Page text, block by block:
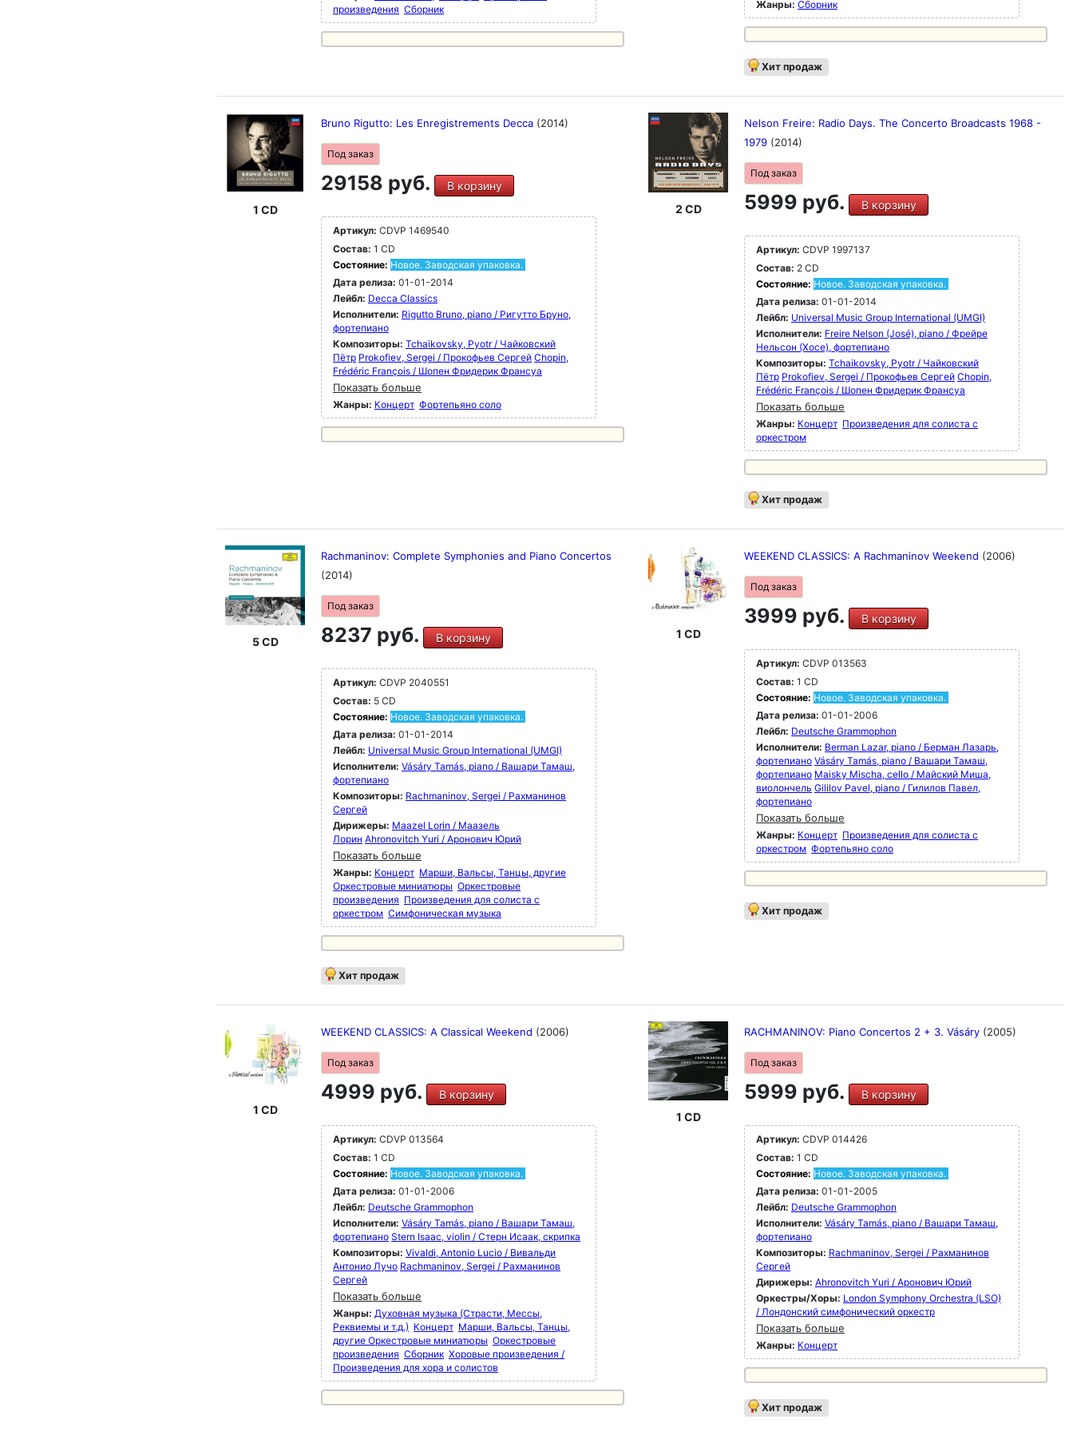
шедевры XX века - от Стравинского до Мессии.
На дисках 79 - 100 представлены шедевры XX
произведения Сборник Жанры: Сборник
Хит продаж
1 CD
Bruno Rigutto: Les Enregistrements Decca (2014)
Под заказ
29158 руб. В корзину
Артикул: CDVP 1469540
Состав: 1 CD
Состояние: Новое. Заводская упаковка.
Дата релиза: 01-01-2014
Лейбл: Decca Classics
Исполнители: Rigutto Bruno, piano / Ригутто Бруно,
фортепиано
Композиторы: Tchaikovsky, Pyotr / Чайковский
Пётр Prokofiev, Sergei / Прокофьев Сергей Chopin,
Frédéric François / Шопен Фридерик Франсуа
Показать больше
Жанры: Концерт Фортепьяно соло
2 CD
Nelson Freire: Radio Days. The Concerto Broadcasts 1968 -
1979 (2014)
Под заказ
5999 руб. В корзину
Артикул: CDVP 1997137
Состав: 2 CD
Состояние: Новое. Заводская упаковка.
Дата релиза: 01-01-2014
Лейбл: Universal Music Group International (UMGI)
Исполнители: Freire Nelson (José), piano / Фрейре
Нельсон (Хосе), фортепиано
Композиторы: Tchaikovsky, Pyotr / Чайковский
Пётр Prokofiev, Sergei / Прокофьев Сергей Chopin,
Frédéric François / Шопен Фридерик Франсуа
Показать больше
Жанры: Концерт Произведения для солиста с
оркестром
Хит продаж
5 CD
Rachmaninov: Complete Symphonies and Piano Concertos
(2014)
Под заказ
8237 руб. В корзину
Артикул: CDVP 2040551
Состав: 5 CD
Состояние: Новое. Заводская упаковка.
Дата релиза: 01-01-2014
Лейбл: Universal Music Group International (UMGI)
Исполнители: Vásáry Tamás, piano / Вашари Тамаш,
фортепиано
Композиторы: Rachmaninov, Sergei / Рахманинов
Сергей
Дирижеры: Maazel Lorin / Маазель
Лорин Ahronovitch Yuri / Аронович Юрий
Показать больше
Жанры: Концерт Марши, Вальсы, Танцы, другие
Оркестровые миниатюры Оркестровые
произведения Произведения для солиста с
оркестром Симфоническая музыка
Хит продаж
1 CD
WEEKEND CLASSICS: A Rachmaninov Weekend (2006)
Под заказ
3999 руб. В корзину
Артикул: CDVP 013563
Состав: 1 CD
Состояние: Новое. Заводская упаковка.
Дата релиза: 01-01-2006
Лейбл: Deutsche Grammophon
Исполнители: Berman Lazar, piano / Берман Лазарь,
фортепиано Vásáry Tamás, piano / Вашари Тамаш,
фортепиано Maisky Mischa, cello / Майский Миша,
виолончель Gililov Pavel, piano / Гилилов Павел,
фортепиано
Показать больше
Жанры: Концерт Произведения для солиста с
оркестром Фортепьяно соло
Хит продаж
1 CD
WEEKEND CLASSICS: A Classical Weekend (2006)
Под заказ
4999 руб. В корзину
Артикул: CDVP 013564
Состав: 1 CD
Состояние: Новое. Заводская упаковка.
Дата релиза: 01-01-2006
Лейбл: Deutsche Grammophon
Исполнители: Vásáry Tamás, piano / Вашари Тамаш,
фортепиано Stern Isaac, violin / Стерн Исаак, скрипка
Композиторы: Vivaldi, Antonio Lucio / Вивальди
Антонио Лучо Rachmaninov, Sergei / Рахманинов
Сергей
Показать больше
Жанры: Духовная музыка (Страсти, Мессы,
Реквиемы и т.д.) Концерт Марши, Вальсы, Танцы,
другие Оркестровые миниатюры Оркестровые
произведения Сборник Хоровые произведения /
Произведения для хора и солистов
1 CD
RACHMANINOV: Piano Concertos 2 + 3. Vásáry (2005)
Под заказ
5999 руб. В корзину
Артикул: CDVP 014426
Состав: 1 CD
Состояние: Новое. Заводская упаковка.
Дата релиза: 01-01-2005
Лейбл: Deutsche Grammophon
Исполнители: Vásáry Tamás, piano / Вашари Тамаш,
фортепиано
Композиторы: Rachmaninov, Sergei / Рахманинов
Сергей
Дирижеры: Ahronovitch Yuri / Аронович Юрий
Оркестры/Хоры: London Symphony Orchestra (LSO)
/ Лондонский симфонический оркестр
Показать больше
Жанры: Концерт
Хит продаж